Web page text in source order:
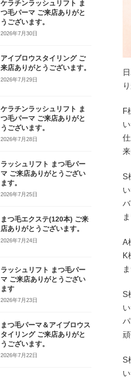
F
S
A
K
S
S
ケラチンラッシュリフト ま
つ毛パーマ ご来店ありがと
うございます。
2026年7月30日
アイブロウスタイリング ご
来店ありがとうございます。
2026年7月29日
ケラチンラッシュリフト ま
つ毛パーマ ご来店ありがと
うございます。
2026年7月28日
ラッシュリフト まつ毛パー
マ ご来店ありがとうござい
ます。
2026年7月25日
まつ毛エクステ(120本) ご来
店ありがとうございます。
2026年7月24日
ラッシュリフト まつ毛パー
マ ご来店ありがとうござい
ます
2026年7月23日
まつ毛パーマ＆アイブロウス
タイリング ご来店ありがと
うございます。
2026年7月22日